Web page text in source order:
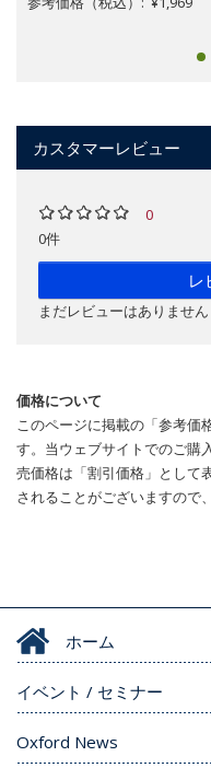
カスタマーレビュー
0
0件
レ
まだレビューはありません
価格について
このページに掲載の「参考価
す。当ウェブサイトでのご購
売価格は「割引価格」として
されることがございますので
ホーム
イベント / セミナー
Oxford News